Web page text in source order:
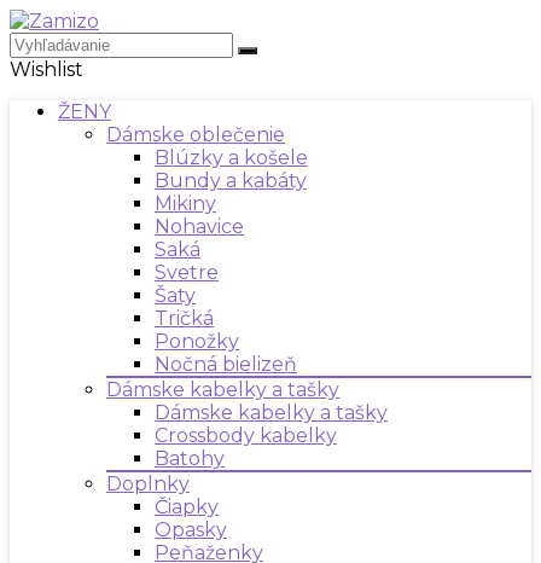
Wishlist
ŽENY
Dámske oblečenie
Blúzky a košele
Bundy a kabáty
Mikiny
Nohavice
Saká
Svetre
Šaty
Tričká
Ponožky
Nočná bielizeň
Dámske kabelky a tašky
Dámske kabelky a tašky
Crossbody kabelky
Batohy
Doplnky
Čiapky
Opasky
Peňaženky